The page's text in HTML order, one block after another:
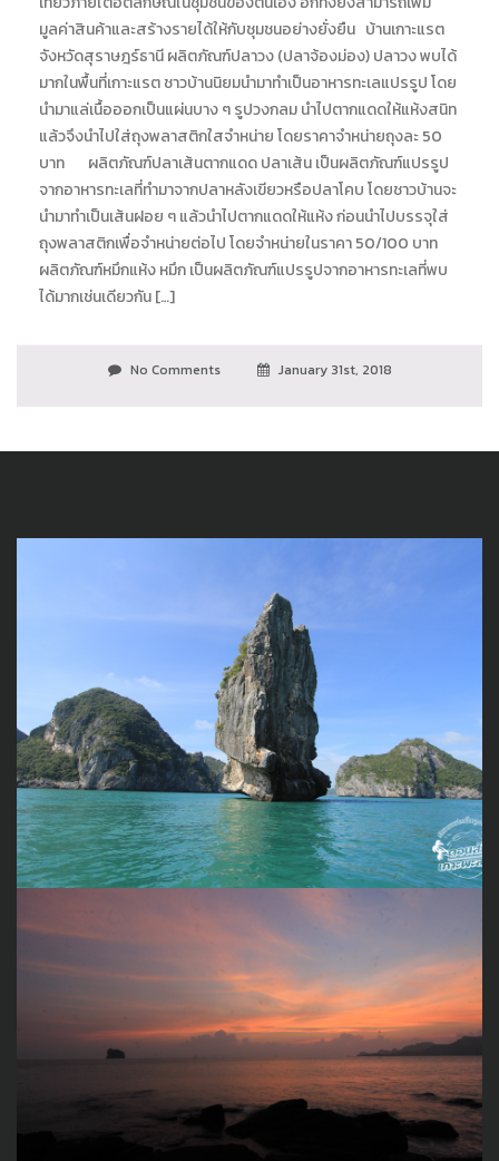
มูลค่าสินค้าและสร้างรายได้ให้กับชุมชนอย่างยั่งยืน บ้านเกาะแรต
จังหวัดสุราษฎร์ธานี ผลิตภัณฑ์ปลาวง (ปลาจ้องม่อง) ปลาวง พบได้
มากในพื้นที่เกาะแรต ชาวบ้านนิยมนำมาทำเป็นอาหารทะเลแปรรูป โดย
นำมาแล่เนื้อออกเป็นแผ่นบาง ๆ รูปวงกลม นำไปตากแดดให้แห้งสนิท
แล้วจึงนำไปใส่ถุงพลาสติกใสจำหน่าย โดยราคาจำหน่ายถุงละ 50
บาท ผลิตภัณฑ์ปลาเส้นตากแดด ปลาเส้น เป็นผลิตภัณฑ์แปรรูป
จากอาหารทะเลที่ทำมาจากปลาหลังเขียวหรือปลาโคบ โดยชาวบ้านจะ
นำมาทำเป็นเส้นฝอย ๆ แล้วนำไปตากแดดให้แห้ง ก่อนนำไปบรรจุใส่
ถุงพลาสติกเพื่อจำหน่ายต่อไป โดยจำหน่ายในราคา 50/100 บาท
ผลิตภัณฑ์หมึกแห้ง หมึก เป็นผลิตภัณฑ์แปรรูปจากอาหารทะเลที่พบ
ได้มากเช่นเดียวกัน […]
No Comments January 31st, 2018